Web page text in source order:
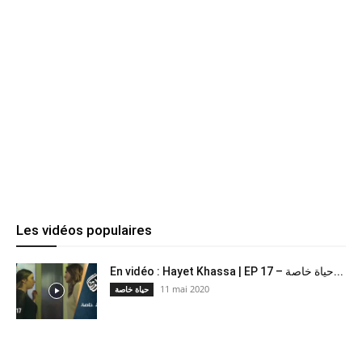
Les vidéos populaires
En vidéo : Hayet Khassa | EP 17 – حياة خاصة...
حياة خاصة 11 mai 2020